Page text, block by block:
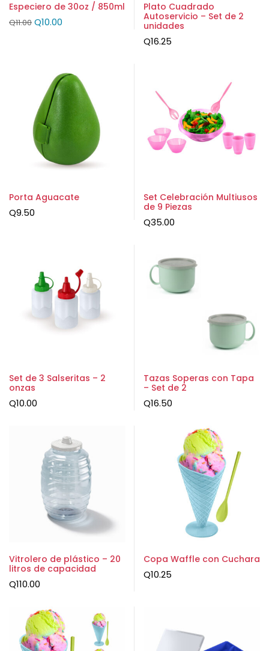
Especiero de 30oz / 850ml
Q11.00 Q10.00
Plato Cuadrado
Autoservicio – Set de 2
unidades
Q16.25
Porta Aguacate
Q9.50
Set Celebración Multiusos
de 9 Piezas
Q35.00
Set de 3 Salseritas – 2
onzas
Q10.00
Tazas Soperas con Tapa
– Set de 2
Q16.50
Vitrolero de plástico – 20
litros de capacidad
Q110.00
Copa Waffle con Cuchara
Q10.25